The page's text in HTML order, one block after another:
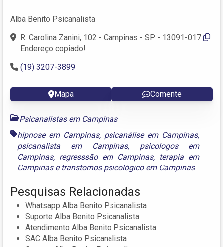
Alba Benito Psicanalista
R. Carolina Zanini, 102 - Campinas - SP - 13091-017
Endereço copiado!
(19) 3207-3899
Mapa Comente
Psicanalistas em Campinas
hipnose em Campinas, psicanálise em Campinas,
psicanalista em Campinas, psicologos em
Campinas, regresssão em Campinas, terapia em
Campinase transtornos psicológico em Campinas
Pesquisas Relacionadas
Whatsapp Alba Benito Psicanalista
Suporte Alba Benito Psicanalista
Atendimento Alba Benito Psicanalista
SAC Alba Benito Psicanalista